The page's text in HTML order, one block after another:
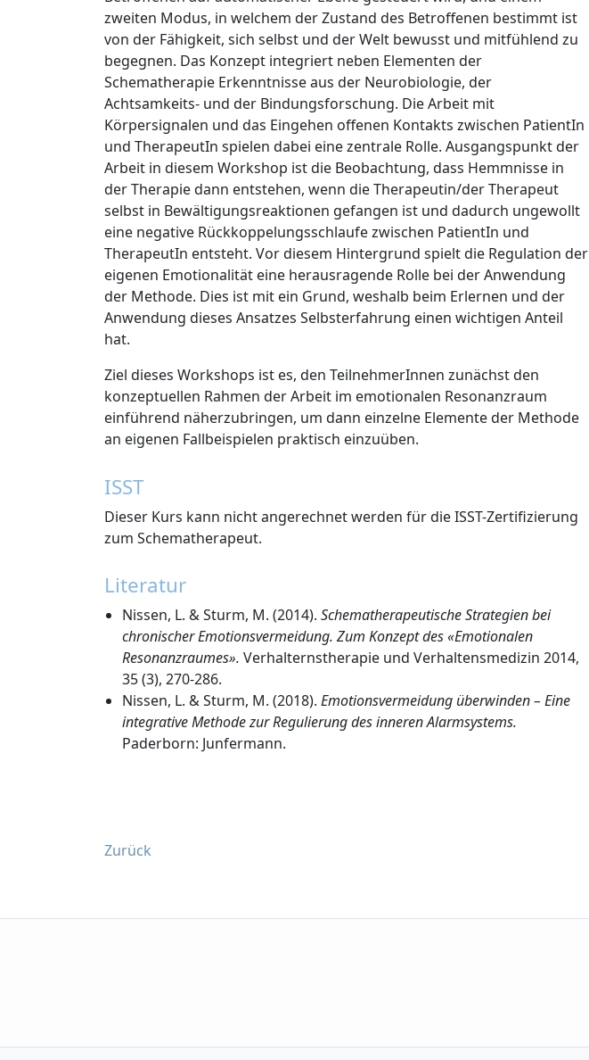
zweiten Modus, in welchem der Zustand des Betroffenen bestimmt ist
von der Fähigkeit, sich selbst und der Welt bewusst und mitfühlend zu
begegnen. Das Konzept integriert neben Elementen der
Schematherapie Erkenntnisse aus der Neurobiologie, der
Achtsamkeits- und der Bindungsforschung. Die Arbeit mit
Körpersignalen und das Eingehen offenen Kontakts zwischen PatientIn
und TherapeutIn spielen dabei eine zentrale Rolle. Ausgangspunkt der
Arbeit in diesem Workshop ist die Beobachtung, dass Hemmnisse in
der Therapie dann entstehen, wenn die Therapeutin/der Therapeut
selbst in Bewältigungsreaktionen gefangen ist und dadurch ungewollt
eine negative Rückkoppelungsschlaufe zwischen PatientIn und
TherapeutIn entsteht. Vor diesem Hintergrund spielt die Regulation der
eigenen Emotionalität eine herausragende Rolle bei der Anwendung
der Methode. Dies ist mit ein Grund, weshalb beim Erlernen und der
Anwendung dieses Ansatzes Selbsterfahrung einen wichtigen Anteil
hat.
Ziel dieses Workshops ist es, den TeilnehmerInnen zunächst den
konzeptuellen Rahmen der Arbeit im emotionalen Resonanzraum
einführend näherzubringen, um dann einzelne Elemente der Methode
an eigenen Fallbeispielen praktisch einzuüben.
ISST
Dieser Kurs kann nicht angerechnet werden für die ISST-Zertifizierung
zum Schematherapeut.
Literatur
Nissen, L. & Sturm, M. (2014). Schematherapeutische Strategien bei
chronischer Emotionsvermeidung. Zum Konzept des «Emotionalen
Resonanzraumes». Verhalternstherapie und Verhaltensmedizin 2014,
35 (3), 270-286.
Nissen, L. & Sturm, M. (2018). Emotionsvermeidung überwinden – Eine
integrative Methode zur Regulierung des inneren Alarmsystems.
Paderborn: Junfermann.
Zurück